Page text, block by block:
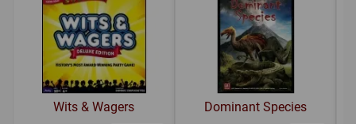
Försälj. rank:17051/18139
Wits & Wagers Dominant Species